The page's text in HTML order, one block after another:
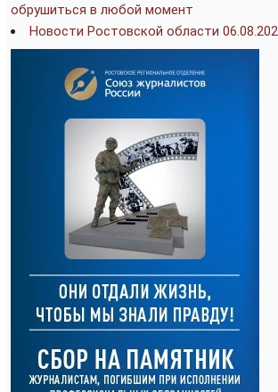
обрушиться в любой момент
Новости Ростовской области